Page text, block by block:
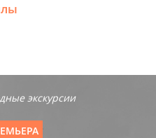
экскурсии